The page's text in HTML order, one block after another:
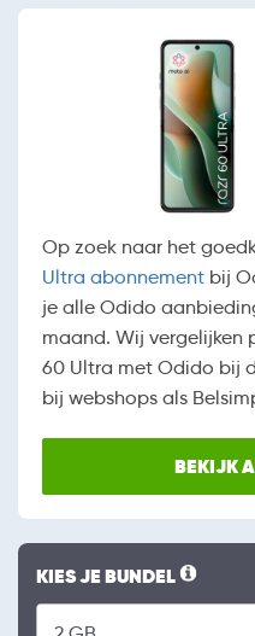
Op zoek naar het
Ultra abonnement bij
je alle Odido
maand. Wij vergelijken
60 Ultra met Odido bij
bij webshops als
BEKIJK
KIES JE BUNDEL